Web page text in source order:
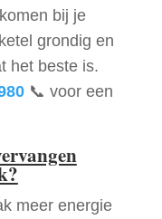
bij je
grondig en
het beste is.
📞 voor een
meer energie